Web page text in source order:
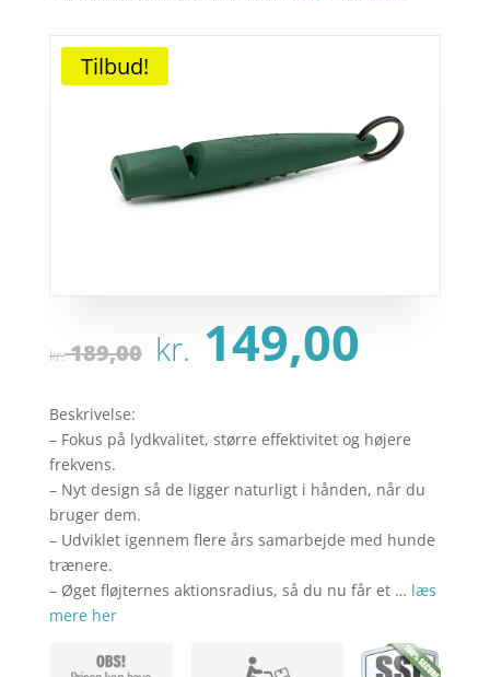
Tilbud!
kr.189,00 Den
oprindelige
var:
kr. 189,00.
kr. 149,00
er:
kr.
Beskrivelse:
– Fokus på lydkvalitet, større effektivitet og højere
frekvens.
– Nyt design så de ligger naturligt i hånden, når du
bruger dem.
– Udviklet igennem flere års samarbejde med hunde
trænere.
– Øget fløjternes aktionsradius, så du nu får et … læs
mere her